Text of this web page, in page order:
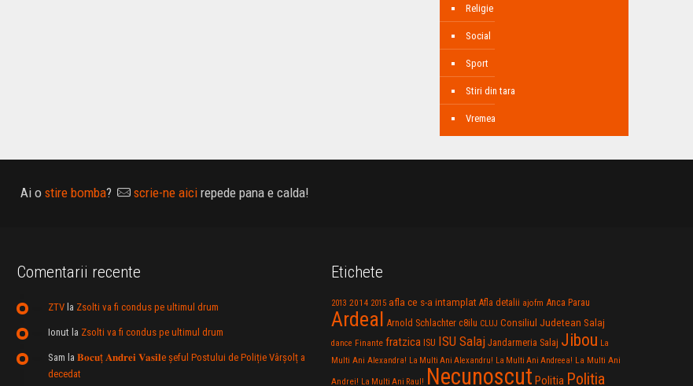
Religie
Social
Sport
Stiri din tara
Vremea
Ai o stire bomba? scrie-ne aicirepede pana e calda!
Comentarii recente
ZTVla Zsolti va fi condus pe ultimul drum
Ionut la Zsolti va fi condus pe ultimul drum
Sam la 𝐁𝐨𝐜𝐮ț 𝐀𝐧𝐝𝐫𝐞𝐢 𝐕𝐚𝐬𝐢𝐥e şeful Postului de Poliție Vârșolț a
decedat
Etichete
2013 2014 2015 afla ce s-a intamplat Afla detalii ajofm Anca Parau
Ardeal Arnold Schlachter c8ilu CLUJ Consiliul Judetean Salaj
dance Finante fratzica ISU ISU Salaj Jandarmeria Salaj Jibou La
Multi Ani Alexandra! La Multi Ani Alexandru! La Multi Ani Andreea! La Multi Ani
Andrei! La Multi Ani Raul! Necunoscut Politia Politia